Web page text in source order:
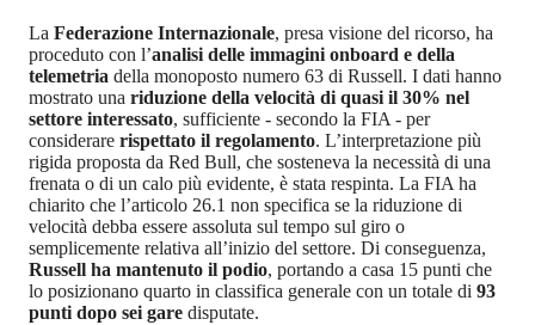
La Federazione Internazionale, presa visione del ricorso, ha
proceduto con l’analisi delle immagini onboard e della
telemetria della monoposto numero 63 di Russell. I dati hanno
mostrato una riduzione della velocità di quasi il 30% nel
settore interessato, sufficiente - secondo la FIA - per
considerare rispettato il regolamento. L’interpretazione più
rigida proposta da Red Bull, che sosteneva la necessità di una
frenata o di un calo più evidente, è stata respinta. La FIA ha
chiarito che l’articolo 26.1 non specifica se la riduzione di
velocità debba essere assoluta sul tempo sul giro o
semplicemente relativa all’inizio del settore. Di conseguenza,
Russell ha mantenuto il podio, portando a casa 15 punti che
lo posizionano quarto in classifica generale con un totale di 93
punti dopo sei gare disputate.